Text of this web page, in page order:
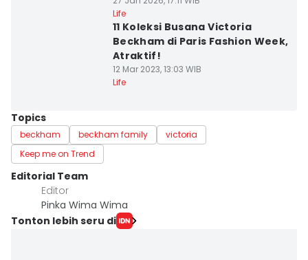
Life
11 Koleksi Busana Victoria
Beckham di Paris Fashion Week,
Atraktif!
12 Mar 2023, 13:03 WIB
Life
Topics
beckham beckham family
victoria
Keep me on Trend
Editorial Team
Editor
Pinka Wima Wima
Tonton lebih seru di